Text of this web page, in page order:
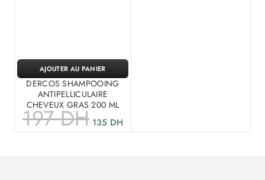
DERCOS SHAMPOOING
ANTIPELLICULAIRE
CHEVEUX GRAS 200 ML
197DH 135 DH
AJOUTER AU PANIER